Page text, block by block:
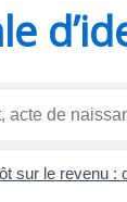
sur le revenu :